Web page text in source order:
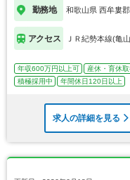
勤務地 和歌山県 西牟婁
アクセス ＪＲ紀勢本線(亀
年収600万円以上可 産休・育休
積極採用中
年間休日120日以上
求人の詳細を見る